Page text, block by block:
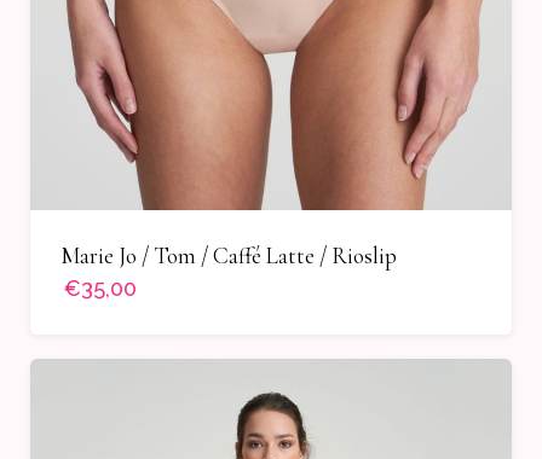
Marie Jo / Tom / Caffé Latte / Rioslip
€35,00